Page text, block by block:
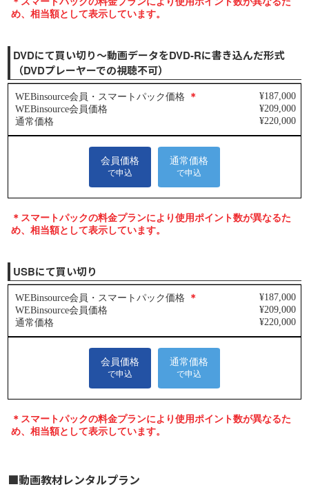
DVDにて買い切り～動画データをDVD-Rに書き込んだ形式
（DVDプレーヤーでの視聴不可）
USBにて買い切り
■動画教材レンタルプラン